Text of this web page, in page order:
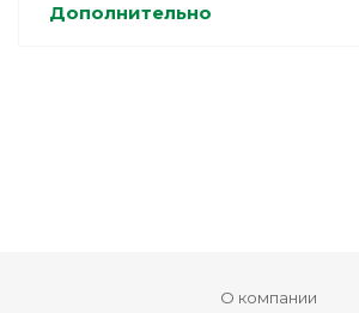
Дополнительно
О компании